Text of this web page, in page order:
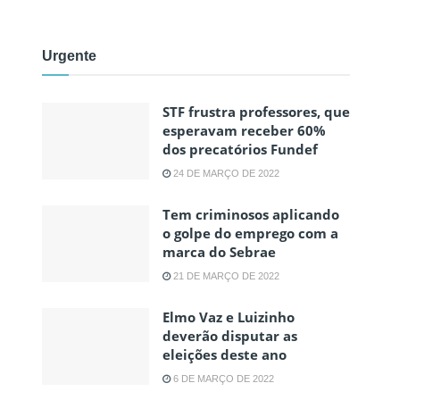
Urgente
STF frustra professores, que
esperavam receber 60%
dos precatórios Fundef
24 DE MARÇO DE 2022
Tem criminosos aplicando
o golpe do emprego com a
marca do Sebrae
21 DE MARÇO DE 2022
Elmo Vaz e Luizinho
deverão disputar as
eleições deste ano
6 DE MARÇO DE 2022